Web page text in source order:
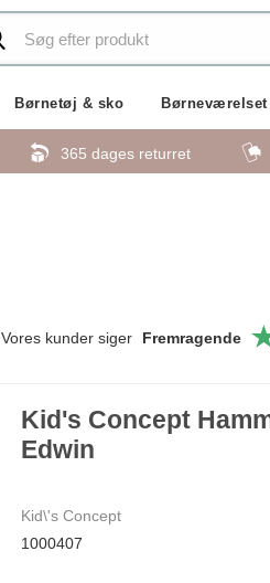
Børnetøj & sko Børneværelset
365 dages returret
Vores kunder siger Fremragende
Kid's Concept
Edwin
Kid\'s Concept
1000407